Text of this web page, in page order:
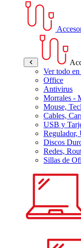
Ver todo
Office
Antivirus
Morrales -
Mouse,
Cables,
USB y
Regulador,
Discos
Redes,
Sillas de